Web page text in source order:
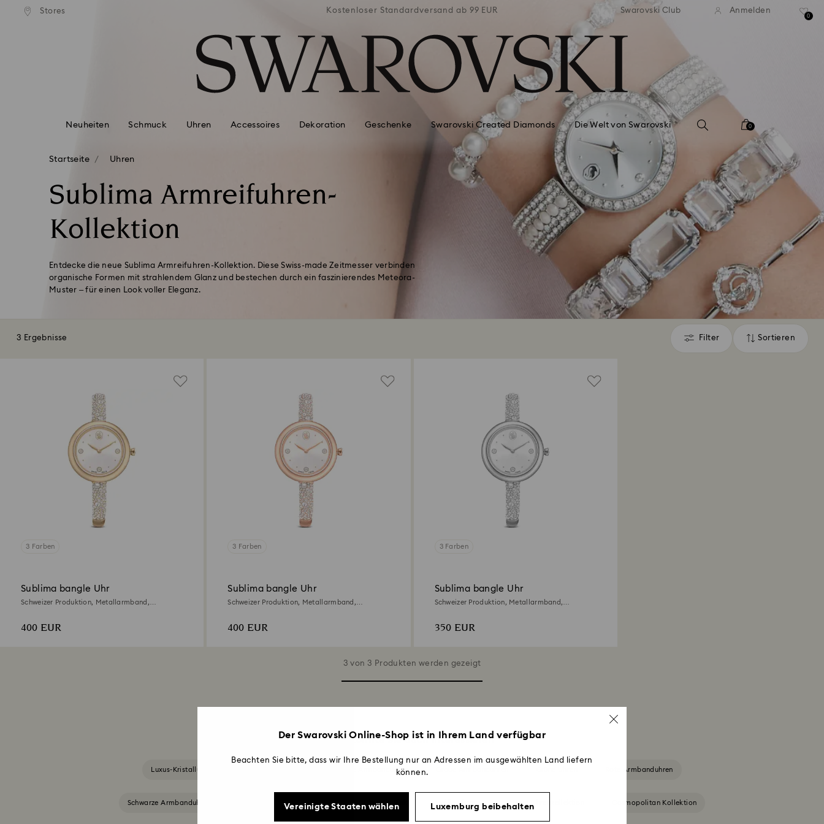
Liste Tastaturkürzel
Stores
Standardversand ab 99 EUR Kostenloser Standardversand ab 99 EUR Kostenloser Standardversand ab 99 EUR Kostenloser Standardversand
Swarovski Club Anmelden
0
Neuheiten Schmuck Uhren Accessoires Dekoration Geschenke Swarovski Created Diamonds Die Welt von Swarovski 0
Startseite Uhren
Sublima Armreifuhren-
Kollektion
Entdecke die neue Sublima Armreifuhren-Kollektion. Diese Swiss-made Zeitmesser verbinden
organische Formen mit strahlendem Glanz und bestechen durch ein faszinierendes Meteora-
Muster – für einen Look voller Eleganz.
3 Ergebnisse Filter
Filter Sortieren
Sortieren
3 Farben
Sublima bangle Uhr
Schweizer Produktion, Metallarmband,
400 EUR
3 Farben
Sublima bangle Uhr
Schweizer Produktion, Metallarmband,
400 EUR
3 Farben
Sublima bangle Uhr
Schweizer Produktion, Metallarmband,
350 EUR
3 von 3 Produkten werden gezeigt
Das könnte Sie auch interessieren
Luxus-Kristalluhren Blaue Armbanduhren Rote Armbanduhren
Schwarze Armbanduhren Silberfarbene Armbanduhren Uhren in Pink Weiße Uhren Attract Uhrenkollektion Cosmopolitan Kollektion
Der Swarovski Online-Shop ist in Ihrem Land verfügbar
Beachten Sie bitte, dass wir Ihre Bestellung nur an Adressen im ausgewählten Land liefern
können.
Vereinigte Staaten wählen Luxemburg beibehalten